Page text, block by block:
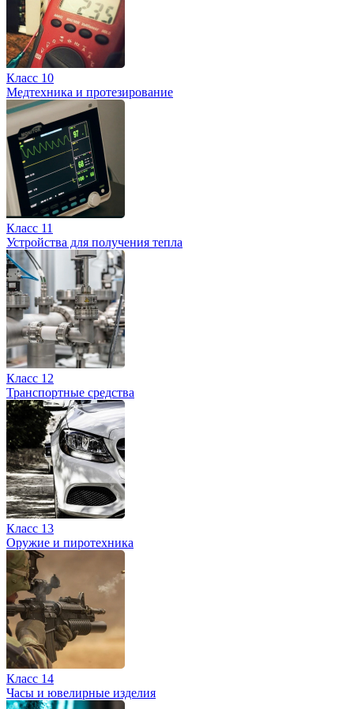
Класс 10
Медтехника и протезирование
Класс 11
Устройства для получения тепла
Класс 12
Транспортные средства
Класс 13
Оружие и пиротехника
Класс 14
Часы и ювелирные изделия